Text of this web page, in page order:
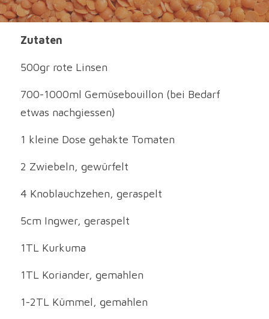
Zutaten
500gr rote Linsen
700-1000ml Gemüsebouillon (bei Bedarf
etwas nachgiessen)
1 kleine Dose gehakte Tomaten
2 Zwiebeln, gewürfelt
4 Knoblauchzehen, geraspelt
5cm Ingwer, geraspelt
1TL Kurkuma
1TL Koriander, gemahlen
1-2TL Kümmel, gemahlen